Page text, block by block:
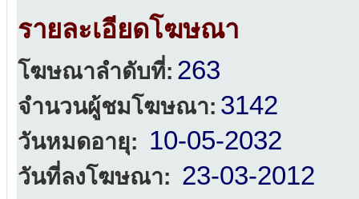
รายละเอียดโฆษณา
โฆษณาลำดับที่: 263
จำนวนผู้ชมโฆษณา: 3142
วันหมดอายุ: 10-05-2032
วันที่ลงโฆษณา: 23-03-2012